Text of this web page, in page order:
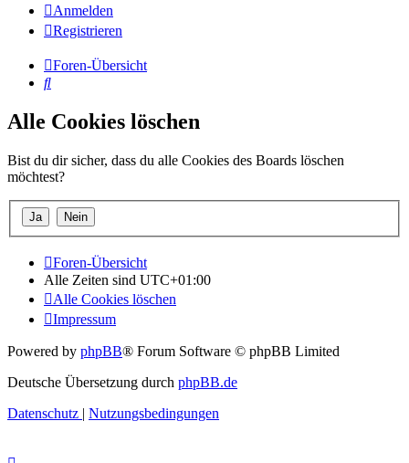
Anmelden
Registrieren
Foren-Übersicht
Suche
Alle Cookies löschen
Bist du dir sicher, dass du alle Cookies des Boards löschen
möchtest?
Foren-Übersicht
Alle Zeiten sind UTC+01:00
Alle Cookies löschen
Impressum
Powered by phpBB® Forum Software © phpBB Limited
Deutsche Übersetzung durch phpBB.de
Datenschutz | Nutzungsbedingungen